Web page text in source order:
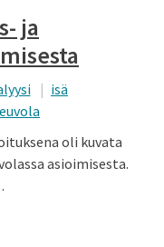
ja
isä
oli kuvata
asioimisesta.